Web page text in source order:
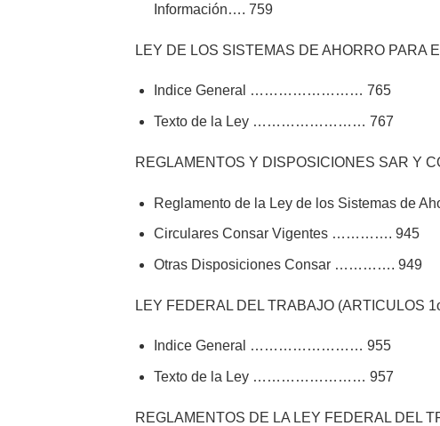
Información…. 759
LEY DE LOS SISTEMAS DE AHORRO PARA
Indice General …………………… 765
Texto de la Ley …………………… 767
REGLAMENTOS Y DISPOSICIONES SAR Y
Reglamento de la Ley de los Sistemas
Circulares Consar Vigentes …………. 945
Otras Disposiciones Consar …………. 949
LEY FEDERAL DEL TRABAJO (ARTICULOS
Indice General …………………… 955
Texto de la Ley …………………… 957
REGLAMENTOS DE LA LEY FEDERAL DEL